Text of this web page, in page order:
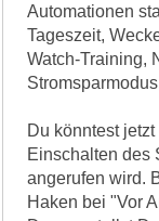
Automationen
Tageszeit,
Watch-Training,
Du könntest
Einschalten des
angerufen wird.
Haken bei "Vor